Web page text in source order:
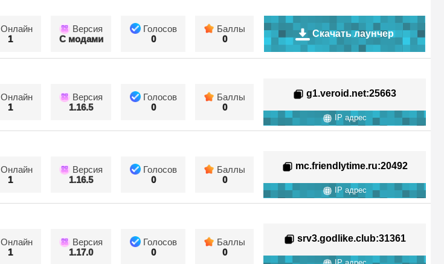
Онлайн
1
Версия
С модами
Голосов
0
Баллы
0
Скачать лаунчер
Онлайн
1
Версия
1.16.5
Голосов
0
Баллы
0
g1.veroid.net:25663
IP адрес
Онлайн
1
Версия
1.16.5
Голосов
0
Баллы
0
mc.friendlytime.ru:20492
IP адрес
Онлайн
1
Версия
1.17.0
Голосов
0
Баллы
0
srv3.godlike.club:31361